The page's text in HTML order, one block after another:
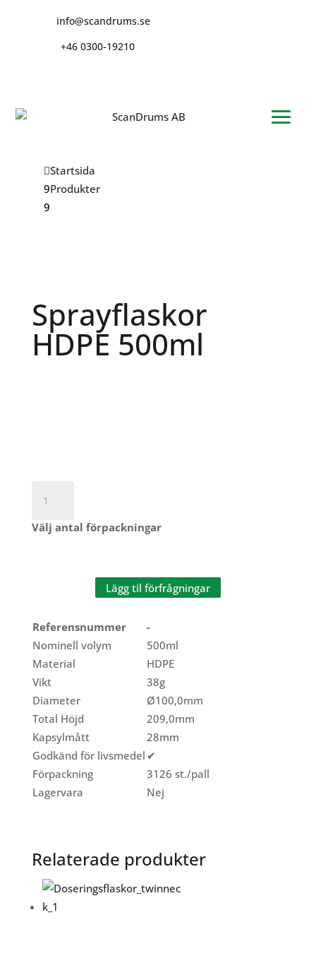
info@scandrums.se
+46 0300-19210
Startsida
Produkter
Sprayflaskor
HDPE 500ml
HDPE
500ml
Välj antal förpackningar
Lägg til förfrågningar
Referensnummer
-
Nominell volym
500ml
Material
HDPE
Vikt
38g
Diameter
Ø100,0mm
Total Höjd
209,0mm
Kapsylmått
28mm
Godkänd för livsmedel ✔
Förpackning
3126 st./pall
Lagervara
Nej
Relaterade produkter